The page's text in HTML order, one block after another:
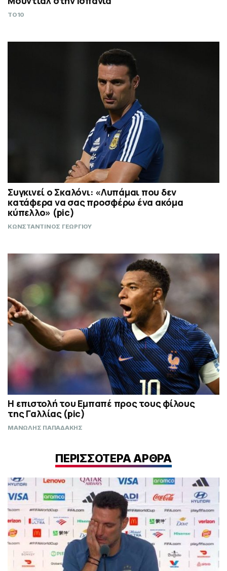
TO10
Συγκινεί ο Σκαλόνι: «Λυπάμαι που δεν
κατάφερα να σας προσφέρω ένα ακόμα
κύπελλο» (pic)
ΚΩΝΣΤΑΝΤΙΝΟΣ ΓΕΩΡΓΙΟΥ
Η επιστολή του Εμπαπέ προς τους φίλους
της Γαλλίας (pic)
ΜΑΝΩΛΗΣ ΠΑΠΑΔΑΚΗΣ
ΠΕΡΙΣΣΟΤΕΡΑ ΑΡΘΡΑ